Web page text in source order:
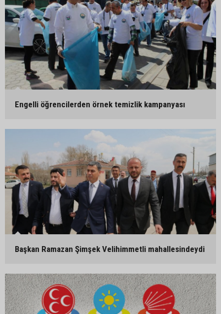
Engelli öğrencilerden örnek temizlik kampanyası
Başkan Ramazan Şimşek Velihimmetli mahallesindeydi